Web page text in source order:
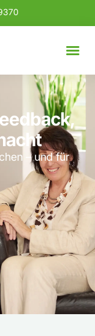
– und für